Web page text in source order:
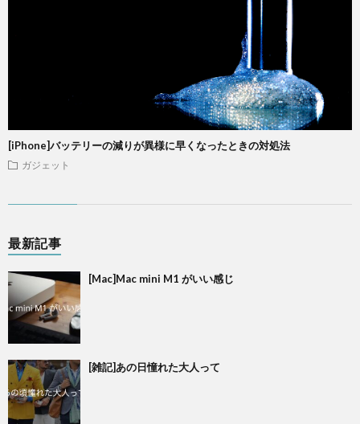
[iPhone]バッテリーの減りが異様に早くなったときの対処法
ガジェット
最新記事
[Mac]Mac mini M1 がいい感じ
[雑記]あの日憧れた大人って